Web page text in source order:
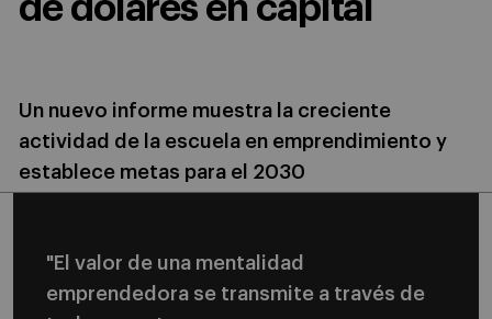
de dólares en capital
Un nuevo informe muestra la creciente
actividad de la escuela en emprendimiento y
establece metas para el 2030
"El valor de una mentalidad
emprendedora se transmite a través de